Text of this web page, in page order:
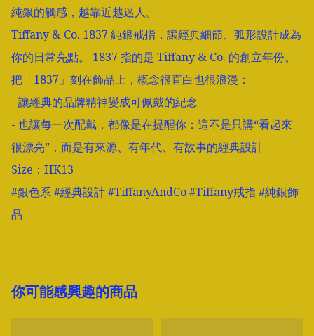
純銀的觸感，越靠近越迷人。
Tiffany & Co. 1837 純銀戒指，讓經典細節、弧形設計成為
你的日常亮點。 1837 指的是 Tiffany & Co. 的創立年份。
把「1837」刻在飾品上，概念很直白也很浪漫：
- 讓經典的品牌精神變成可佩戴的紀念
- 也讓每一次配戴，都像是在提醒你：這不是只講“看起來
很漂亮”，而是有來源、有年代、有故事的經典設計
Size：HK13
#銀色系 #經典設計 #TiffanyAndCo #Tiffany戒指 #純銀飾
品
你可能感興趣的商品